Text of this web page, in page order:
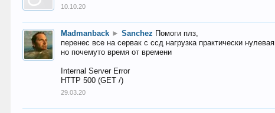
10.10.20
Madmanback ► Sanchez Помоги плз,
перенес все на сервак с ссд нагрузка практически нулевая
но почемуто время от времени
Internal Server Error
HTTP 500 (GET /)
29.03.20